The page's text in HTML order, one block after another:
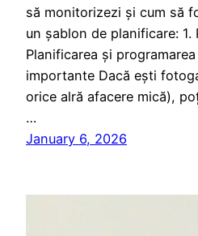
să monitorizezi și cum să
un șablon de planificare: 1.
Planificarea și
importante Dacă ești
orice alră afacere mică),
…
January 6, 2026